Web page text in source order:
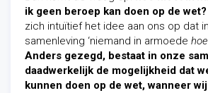
ik geen beroep kan doen op de wet?
zich intuïtief het idee aan ons op dat
samenleving ‘niemand in armoede
Anders gezegd, bestaat in onze
daadwerkelijk de mogelijkheid dat
kunnen doen op de wet, wanneer